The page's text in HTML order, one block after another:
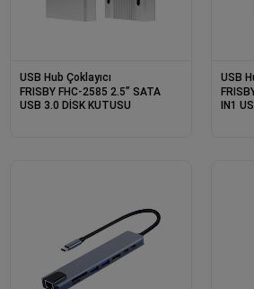
USB Hub Çoklayıcı
FRISBY FHC-2585 2.5” SATA
USB 3.0 DİSK KUTUSU
USB
IN1